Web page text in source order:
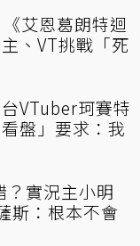
艾恩葛朗特迴
、VT挑戰「死
VTuber珂賽特
盤」要求：我
？實況主小明
斯：根本不會